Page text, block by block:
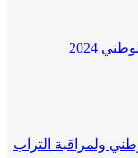
2024
ولمراقبة التراب